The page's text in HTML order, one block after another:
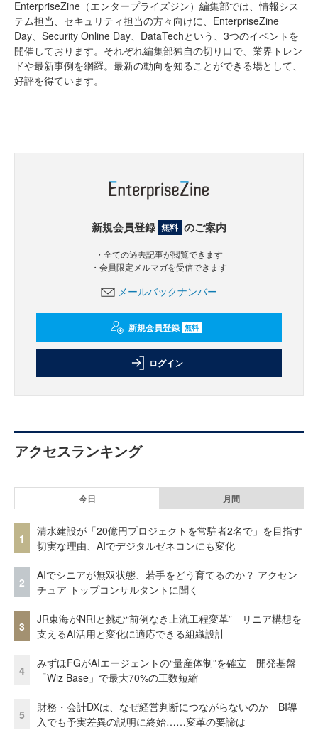
EnterpriseZine（エンタープライズジン）編集部では、情報シス
テム担当、セキュリティ担当の方々向けに、EnterpriseZine
Day、Security Online Day、DataTechという、3つのイベントを
開催しております。それぞれ編集部独自の切り口で、業界トレン
ドや最新事例を網羅。最新の動向を知ることができる場として、
好評を得ています。
新規会員登録 無料 のご案内
・全ての過去記事が閲覧できます
・会員限定メルマガを受信できます
メールバックナンバー
新規会員登録 無料
ログイン
アクセスランキング
今日 月間
1
清水建設が「20億円プロジェクトを常駐者2名で」を目指す
切実な理由、AIでデジタルゼネコンにも変化
2
AIでシニアが無双状態、若手をどう育てるのか？ アクセン
チュア トップコンサルタントに聞く
3
JR東海がNRIと挑む“前例なき上流工程変革” リニア構想を
支えるAI活用と変化に適応できる組織設計
4
みずほFGがAIエージェントの“量産体制”を確立 開発基盤
「Wiz Base」で最大70%の工数短縮
5
財務・会計DXは、なぜ経営判断につながらないのか BI導
入でも予実差異の説明に終始……変革の要諦は